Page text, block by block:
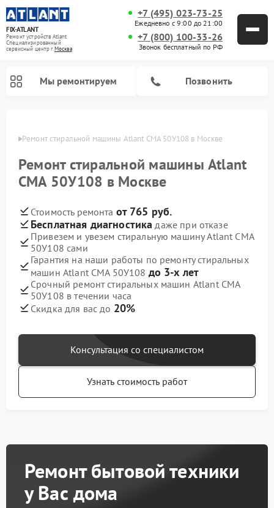
FIX-ATLANT
Ремонт устройств Atlant
Специализированный
cервисный центр г.Москва
+7 (495) 023-73-25
Ежедневно с 9:00 до 21:00
+7 (800) 100-33-26
Звонок бесплатный по РФ
Мы ремонтируем Позвонить
Ремонт стиральной машины Atlant СМА 50У108 в Москве
Ремонт стиральной машины Atlant
СМА 50У108 в Москве
Стоимость ремонта от 765 руб.
Бесплатная диагностика даже при отказе
Привезем и увезем стиральную машину Atlant СМА
50У108 сами
Гарантия на наши работы по ремонту стиральных
машин Atlant СМА 50У108 до 3-х лет
Срочный ремонт стиральных машин Atlant СМА
50У108 в течении часа
Скидка для вас до 20%
Консультация со специалистом
Узнать стоимость работ
Ремонт бытовой техники
у Вас дома